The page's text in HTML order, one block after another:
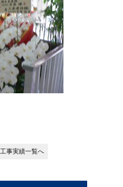
工事実績一覧へ